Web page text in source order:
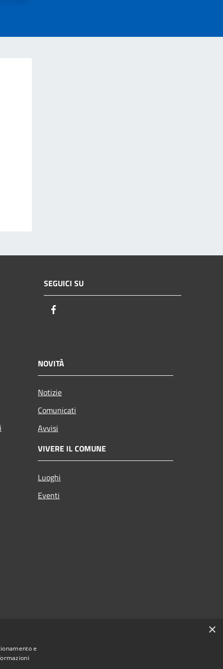
SEGUICI SU
NOVITÀ
Notizie
Comunicati
Avvisi
VIVERE IL COMUNE
Luoghi
Eventi
×
e